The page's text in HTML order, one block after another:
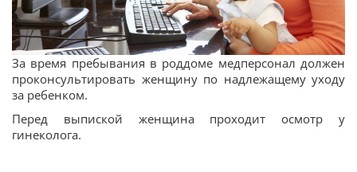
За время пребывания в роддоме медперсонал должен
проконсультировать женщину по надлежащему уходу
за ребенком.
Перед выпиской женщина проходит осмотр у
гинеколога.